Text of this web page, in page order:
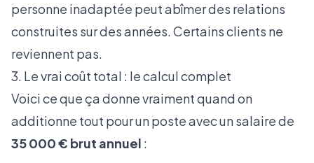
personne inadaptée peut abîmer des relations
construites sur des années. Certains clients ne
reviennent pas.
3. Le vrai coût total : le calcul complet
Voici ce que ça donne vraiment quand on
additionne tout pour un poste avec un salaire de
35 000 € brut annuel :